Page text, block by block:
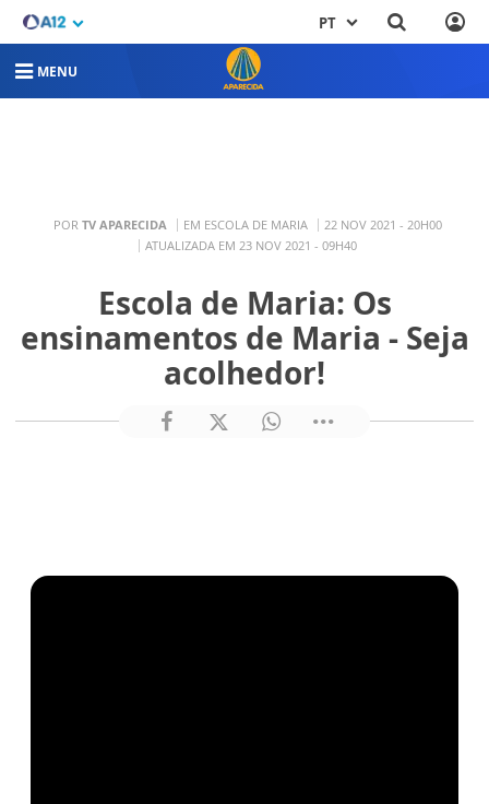
PT
MENU
POR TV APARECIDA EM ESCOLA DE MARIA
22 NOV 2021 - 20H00
ATUALIZADA EM 23 NOV 2021 - 09H40
Escola de Maria: Os
ensinamentos de Maria - Seja
acolhedor!